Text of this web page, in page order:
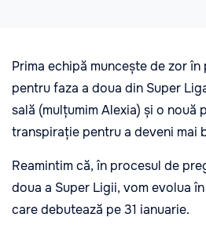
Prima echipă muncește de zor
pentru faza a doua din Super
sală (mulțumim Alexia) și o nouă
transpirație pentru a deveni mai
Reamintim că, în procesul de
doua a Super Ligii, vom evolua
care debutează pe 31 ianuarie.